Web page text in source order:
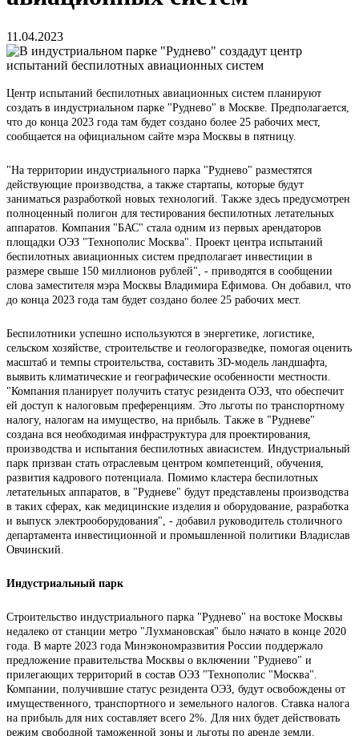
11.04.2023
Центр испытаний беспилотных авиационных систем планируют
создать в индустриальном парке "Руднево" в Москве. Предполагается,
что до конца 2023 года там будет создано более 25 рабочих мест,
сообщается на официальном сайте мэра Москвы в пятницу.
"На территории индустриального парка "Руднево" разместятся
действующие производства, а также стартапы, которые будут
заниматься разработкой новых технологий. Также здесь предусмотрен
полноценный полигон для тестирования беспилотных летательных
аппаратов. Компания "БАС" стала одним из первых арендаторов
площадки ОЭЗ "Технополис Москва". Проект центра испытаний
беспилотных авиационных систем предполагает инвестиции в
размере свыше 150 миллионов рублей", - приводятся в сообщении
слова заместителя мэра Москвы Владимира Ефимова. Он добавил, что
до конца 2023 года там будет создано более 25 рабочих мест.
Беспилотники успешно используются в энергетике, логистике,
сельском хозяйстве, строительстве и геологоразведке, помогая оценить
масштаб и темпы строительства, составить 3D-модель ландшафта,
выявить климатические и географические особенности местности.
"Компания планирует получить статус резидента ОЭЗ, что обеспечит
ей доступ к налоговым преференциям. Это льготы по транспортному
налогу, налогам на имущество, на прибыль. Также в "Рудневе"
создана вся необходимая инфраструктура для проектирования,
производства и испытания беспилотных авиасистем. Индустриальный
парк призван стать отраслевым центром компетенций, обучения,
развития кадрового потенциала. Помимо кластера беспилотных
летательных аппаратов, в "Рудневе" будут представлены производства
в таких сферах, как медицинские изделия и оборудование, разработка
и выпуск электрооборудования", - добавил руководитель столичного
департамента инвестиционной и промышленной политики Владислав
Овчинский.
Индустриальный парк
Строительство индустриального парка "Руднево" на востоке Москвы
недалеко от станции метро "Лухмановская" было начато в конце 2020
года. В марте 2023 года Минэкономразвития России поддержало
предложение правительства Москвы о включении "Руднево" и
прилегающих территорий в состав ОЭЗ "Технополис "Москва".
Компании, получившие статус резидента ОЭЗ, будут освобождены от
имущественного, транспортного и земельного налогов. Ставка налога
на прибыль для них составляет всего 2%. Для них будет действовать
режим свободной таможенной зоны и льготы по аренде земли.